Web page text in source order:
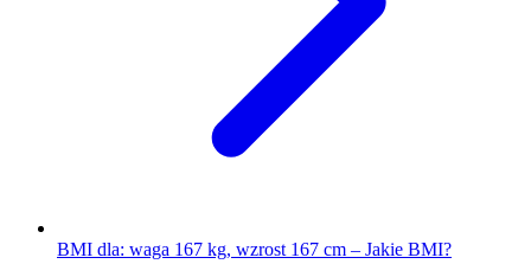
BMI dla: waga 167 kg, wzrost 167 cm – Jakie BMI?